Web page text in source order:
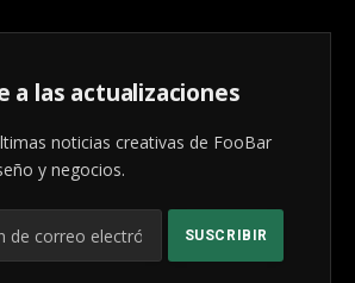
a las actualizaciones
noticias creativas de FooBar
y negocios.